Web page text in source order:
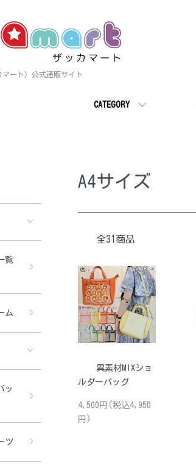
ート）公式通販サイト
CATEGORY
A4サイズ
全31商品
異素材MIXショ
ルダーバッグ
4,500円(税込4,950
円)
覧
ム
ッ
ツ